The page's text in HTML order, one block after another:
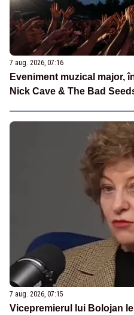
7 aug. 2026, 07:16
Eveniment muzical major,
Nick Cave & The Bad
7 aug. 2026, 07:15
Vicepremierul lui Bolojan